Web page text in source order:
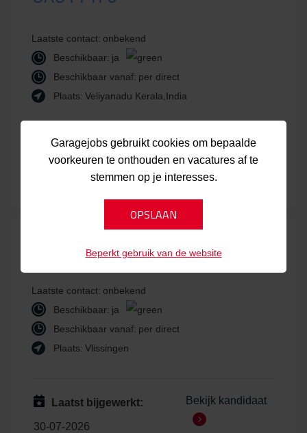
Laatste contact: onbekend
Beschikbaar: ja
Beschikbaar vanaf: per direct
Plaats: Veliyanadu Kerala,India
Laatst bijgewerkt: Bekijk kandidaat
CAU11475
Laatste contact: onbekend
Beschikbaar: ja
Beschikbaar vanaf: per direct
Plaats: Vlissingen
Laatst bijgewerkt:
30-07-2026
Bekijk kandidaat
Garagejobs gebruikt cookies om bepaalde
voorkeuren te onthouden en vacatures af te
stemmen op je interesses.
Beperkt gebruik van de website